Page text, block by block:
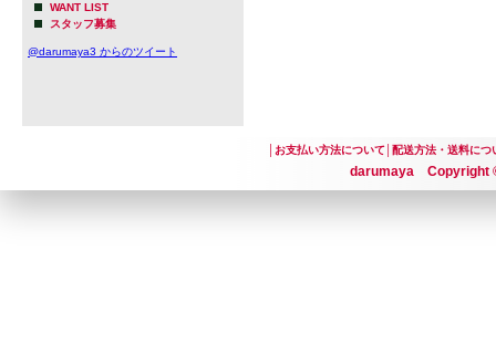
WANT LIST
スタッフ募集
@darumaya3 からのツイート
お支払い方法について│ 配送方法・送料につ
darumaya Copyright